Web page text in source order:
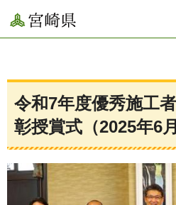
宮崎県
令和7年度優秀施工
彰授賞式（2025年6